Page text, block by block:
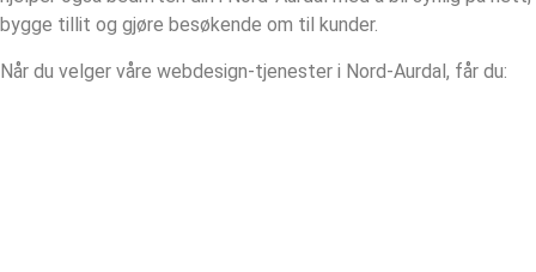
bygge tillit og gjøre besøkende om til kunder.
Når du velger våre webdesign-tjenester i Nord-Aurdal, får du: